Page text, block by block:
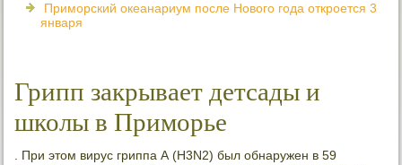
Приморский океанариум после Нового года откроется 3
января
Грипп закрывает детсады и
школы в Приморье
. При этом вирус гриппа А (H3N2) был обнаружен в 59